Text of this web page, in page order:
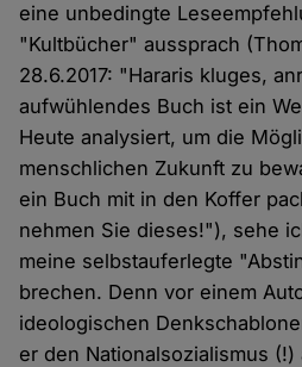
eine unbedingte
"Kultbücher" aussprach
28.6.2017: "Hararis kluges,
aufwühlendes Buch ist ein
Heute analysiert, um die
menschlichen Zukunft zu
ein Buch mit in den Koffer
nehmen Sie dieses!"), sehe
meine selbstauferlegte
brechen. Denn vor einem
ideologischen
er den Nationalsozialismus